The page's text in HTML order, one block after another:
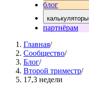
блог
калькуляторы
партнёрам
Главная/
Сообщество/
Блог/
Второй триместр/
17,3 недели